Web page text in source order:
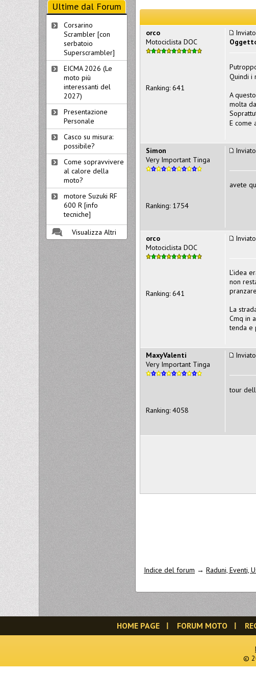
Quindi i
A
molta
E come
orco
Motociclista DOC
Ranking: 641
avete
Simon
Very Important Tinga
Ranking: 1754
L'idea
non
La
Cmq in
tenda e
orco
Motociclista DOC
Ranking: 641
tour
MaxyValenti
Very Important Tinga
Ranking: 4058
Indice del forum → Raduni, Eventi,
Ultime dal Forum
Corsarino
Scrambler [con
serbatoio
Superscrambler]
EICMA 2026 (Le
moto più
interessanti del
2027)
Presentazione
Personale
Casco su misura:
possibile?
Come sopravvivere
al calore della
moto?
motore Suzuki RF
600 R [info
tecniche]
Visualizza Altri
HOME PAGE FORUM MOTO
©